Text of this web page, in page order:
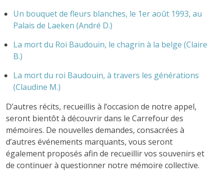
Un bouquet de fleurs blanches, le 1er août 1993, au
Palais de Laeken (André D.)
La mort du Roi Baudouin, le chagrin à la belge (Claire
B.)
La mort du roi Baudouin, à travers les générations
(Claudine M.)
D’autres récits, recueillis à l’occasion de notre appel,
seront bientôt à découvrir dans le Carrefour des
mémoires. De nouvelles demandes, consacrées à
d’autres événements marquants, vous seront
également proposés afin de recueillir vos souvenirs et
de continuer à questionner notre mémoire collective.